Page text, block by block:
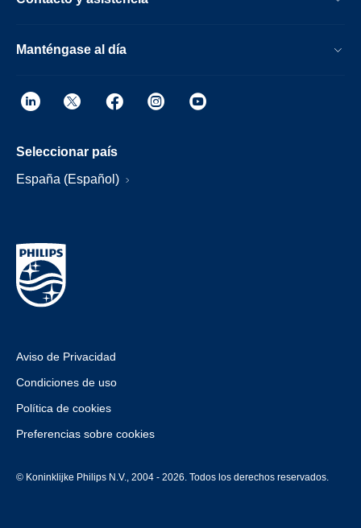
Manténgase al día
Seleccionar país
España (Español)
Aviso de Privacidad
Condiciones de uso
Política de cookies
Preferencias sobre cookies
© Koninklijke Philips N.V., 2004 - 2026. Todos los derechos reservados.